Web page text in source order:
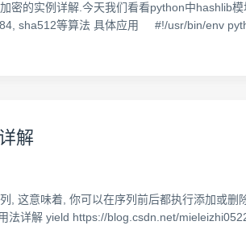
的实例详解.今天我们看看python中hashlib
sha512等算法 具体应用 #!/usr/bin/env
解
, 这意味着, 你可以在序列前后都执行添加或删
法详解 yield https://blog.csdn.net/